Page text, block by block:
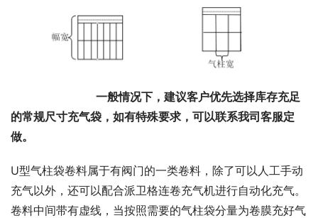
一般情况下， 建议客户优先选择库存充足
的常规尺寸充气袋，如有特殊要求，可以联系我司客服定
做。
U型气柱袋卷料属于有阀门的一类卷料，除了可以人工手动
充气以外，还可以配合派卫格连卷充气机进行自动化充气。
卷料中间带有虚线，当按照需要的气柱袋分量为卷膜充好气